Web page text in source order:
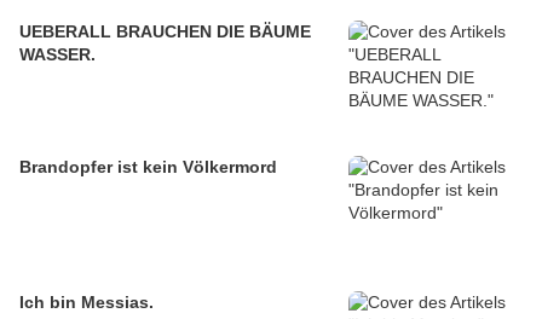
UEBERALL BRAUCHEN DIE BÄUME
WASSER.
Brandopfer ist kein Völkermord
Ich bin Messias.